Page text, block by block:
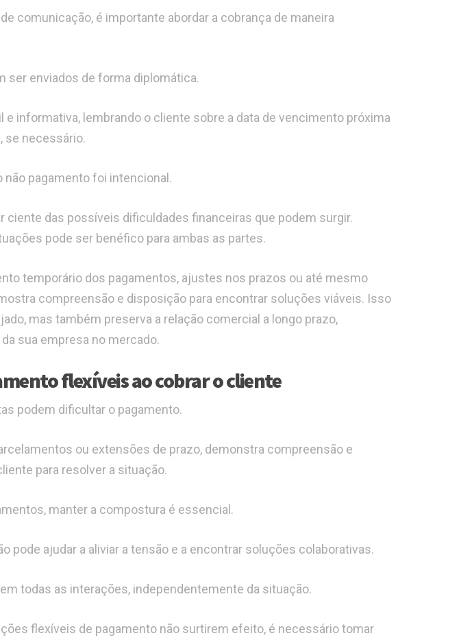
comunicação, é importante abordar a cobrança de maneira
ser enviados de forma diplomática.
informativa, lembrando o cliente sobre a data de vencimento próxima
se necessário.
pagamento foi intencional.
ciente das possíveis dificuldades financeiras que podem surgir.
pode ser benéfico para ambas as partes.
temporário dos pagamentos, ajustes nos prazos ou até mesmo
compreensão e disposição para encontrar soluções viáveis. Isso
mas também preserva a relação comercial a longo prazo,
sua empresa no mercado.
flexíveis ao cobrar o cliente
podem dificultar o pagamento.
ou extensões de prazo, demonstra compreensão e
para resolver a situação.
manter a compostura é essencial.
pode ajudar a aliviar a tensão e a encontrar soluções colaborativas.
todas as interações, independentemente da situação.
flexíveis de pagamento não surtirem efeito, é necessário tomar